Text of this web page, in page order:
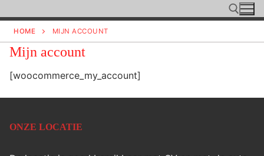
naar
inhoud
HOME MIJN ACCOUNT
Mijn account
[woocommerce_my_account]
ONZE LOCATIE